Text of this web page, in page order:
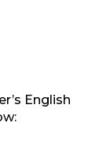
English